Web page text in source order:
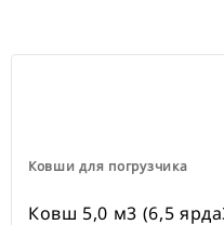
Ковши для погрузчика
Ковш 5,0 м3 (6,5